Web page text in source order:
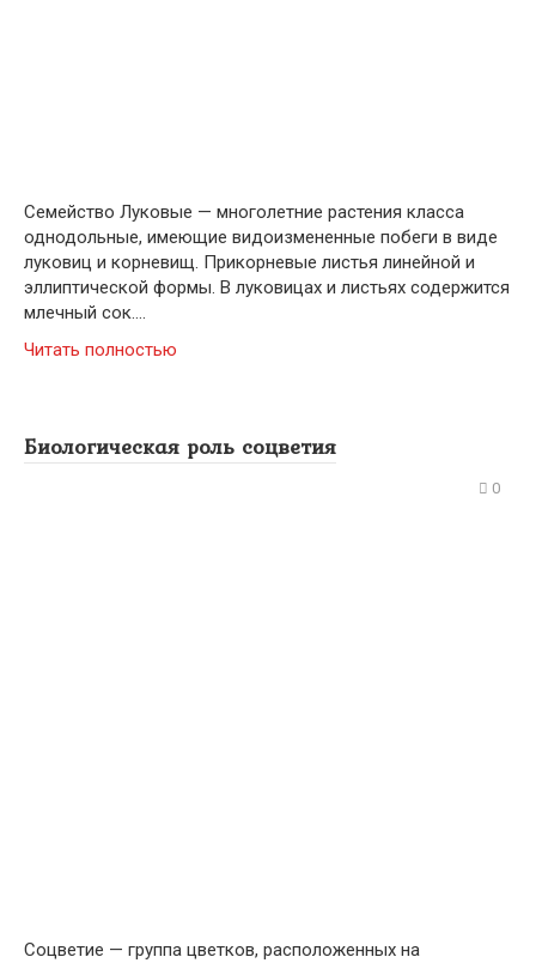
Семейство Луковые — многолетние растения класса
однодольные, имеющие видоизмененные побеги в виде
луковиц и корневищ. Прикорневые листья линейной и
эллиптической формы. В луковицах и листьях содержится
млечный сок….
Читать полностью
Биологическая роль соцветия
0
Соцветие — группа цветков, расположенных на